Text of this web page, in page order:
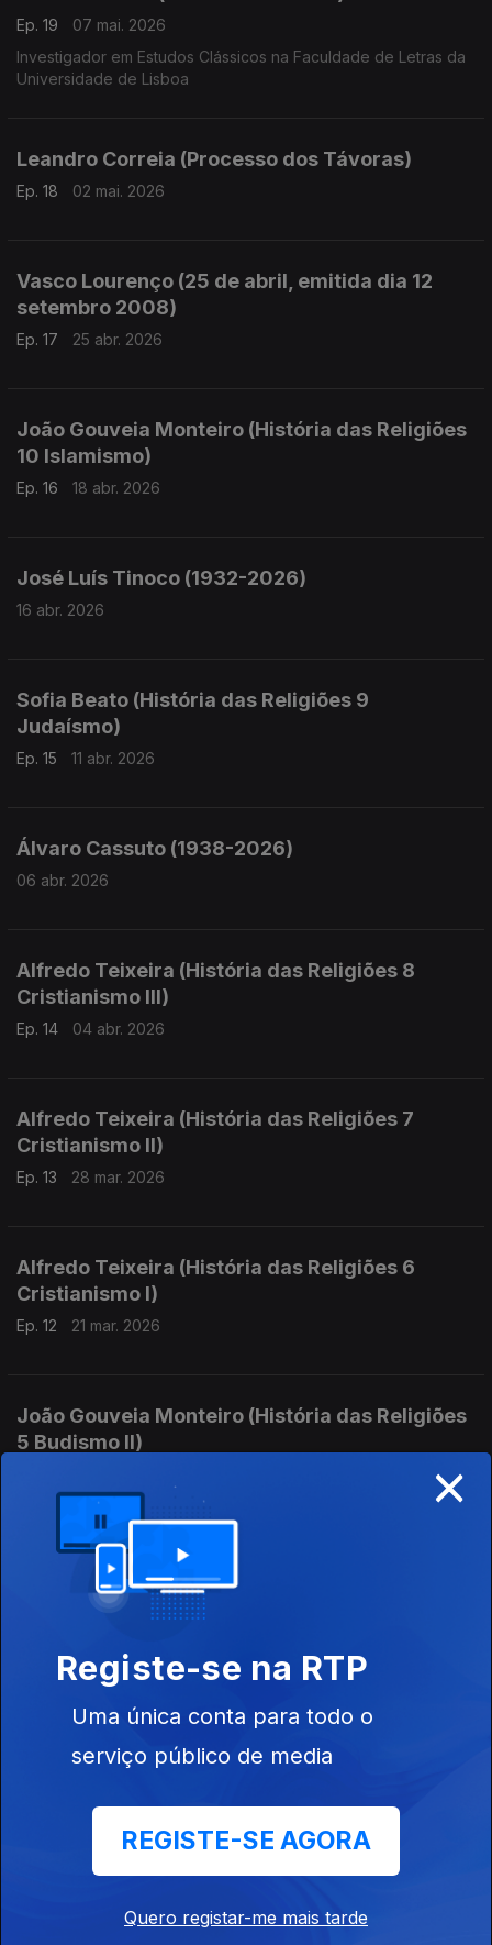
Ep. 19
07 mai. 2026
Investigador em Estudos Clássicos na Faculdade de Letras da
Universidade de Lisboa
Leandro Correia (Processo dos Távoras)
Ep. 18 02 mai. 2026
Vasco Lourenço (25 de abril, emitida dia 12
setembro 2008)
Ep. 17 25 abr. 2026
João Gouveia Monteiro (História das Religiões
10 Islamismo)
Ep. 16 18 abr. 2026
José Luís Tinoco (1932-2026)
16 abr. 2026
Sofia Beato (História das Religiões 9
Judaísmo)
Ep. 15 11 abr. 2026
Álvaro Cassuto (1938-2026)
06 abr. 2026
Alfredo Teixeira (História das Religiões 8
Cristianismo III)
Ep. 14 04 abr. 2026
Alfredo Teixeira (História das Religiões 7
Cristianismo II)
Ep. 13 28 mar. 2026
Alfredo Teixeira (História das Religiões 6
Cristianismo I)
Ep. 12 21 mar. 2026
João Gouveia Monteiro (História das Religiões
5 Budismo II)
João Gouveia Monteiro (História das Religiões
4 Budismo I)
07 mar. 2026
João Gouveia Monteiro (História das Religiões
28 fev. 2026
21 fev. 2026
×
Registe-se na RTP
Uma única conta para todo o
serviço público de media
REGISTE-SE AGORA
Quero registar-me mais tarde